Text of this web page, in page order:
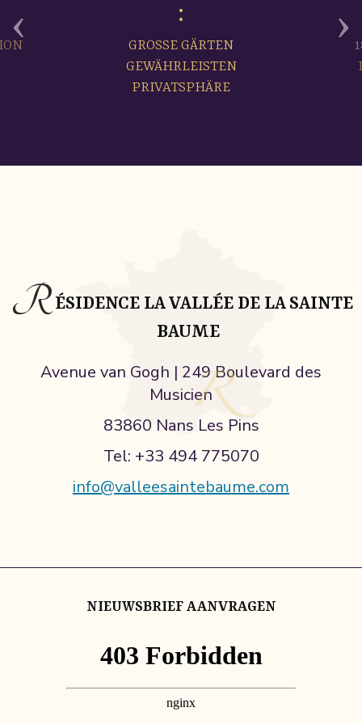
GROSSE GÄRTEN
GEWÄHRLEISTEN
PRIVATSPHÄRE
‹ ›
RÉSIDENCE LA VALLÉE DE LA SAINTE
BAUME
Avenue van Gogh | 249 Boulevard des
Musicien
83860 Nans Les Pins
Tel: +33 494 775070
info@valleesaintebaume.com
NIEUWSBRIEF AANVRAGEN